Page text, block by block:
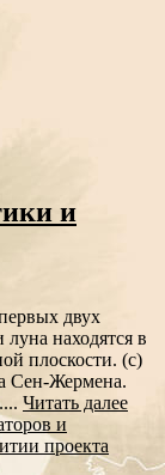
и
двух
луна находятся в
плоскости. (с)
Сен-Жермена.
Читать далее
и
проекта